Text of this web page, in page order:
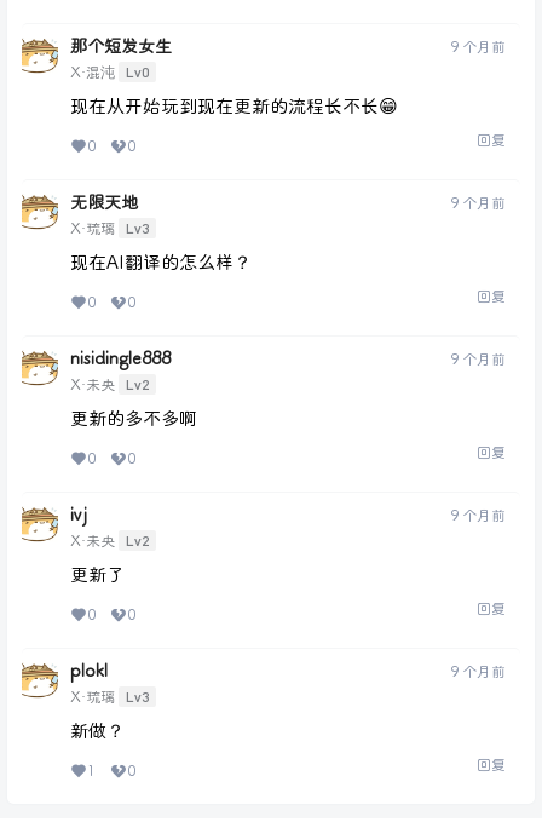
那个短发女生
X·混沌 Lv0
9 个月前
现在从开始玩到现在更新的流程长不长😁
0 0 回复
无限天地
X·琉璃 Lv3
9 个月前
现在AI翻译的怎么样？
0 0 回复
nisidingle888
X·未央 Lv2
9 个月前
更新的多不多啊
0 0 回复
ivj
X·未央 Lv2
9 个月前
更新了
0 0 回复
plokl
X·琉璃 Lv3
9 个月前
新做？
1 0 回复